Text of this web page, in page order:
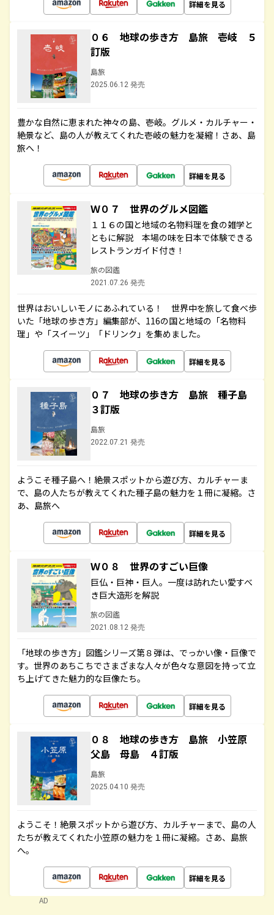
詳細を見る
０６ 地球の歩き方 島旅 壱岐 ５
訂版
島旅
2025.06.12 発売
豊かな自然に恵まれた神々の島、壱岐。グルメ・カルチャー・
絶景など、島の人が教えてくれた壱岐の魅力を凝縮！さあ、島
旅へ！
詳細を見る
Ｗ０７ 世界のグルメ図鑑
１１６の国と地域の名物料理を食の雑学と
ともに解説 本場の味を日本で体験できる
レストランガイド付き！
旅の図鑑
2021.07.26 発売
世界はおいしいモノにあふれている！ 世界中を旅して食べ歩
いた「地球の歩き方」編集部が、116の国と地域の「名物料
理」や「スイーツ」「ドリンク」を集めました。
詳細を見る
０７ 地球の歩き方 島旅 種子島
３訂版
島旅
2022.07.21 発売
ようこそ種子島へ！絶景スポットから遊び方、カルチャーま
で、島の人たちが教えてくれた種子島の魅力を１冊に凝縮。さ
あ、島旅へ
詳細を見る
Ｗ０８ 世界のすごい巨像
巨仏・巨神・巨人。一度は訪れたい愛すべ
き巨大造形を解説
旅の図鑑
2021.08.12 発売
「地球の歩き方」図鑑シリーズ第８弾は、でっかい像・巨像で
す。世界のあちこちでさまざまな人々が色々な意図を持って立
ち上げてきた魅力的な巨像たち。
詳細を見る
０８ 地球の歩き方 島旅 小笠原
父島 母島 ４訂版
島旅
2025.04.10 発売
ようこそ！絶景スポットから遊び方、カルチャーまで、島の人
たちが教えてくれた小笠原の魅力を１冊に凝縮。さあ、島旅
へ。
詳細を見る
AD